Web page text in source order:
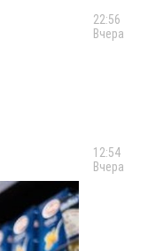
22:56
Вчера
12:54
Вчера